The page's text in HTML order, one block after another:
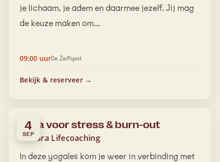
je lichaam, je adem en daarmee jezelf. Jij mag
de keuze maken om…
09:00 uurDe Zelfspot
Bekijk & reserveer →
4
SEP
Yoga voor stress & burn-out
Tamara Lifecoaching
In deze yogales kom je weer in verbinding met